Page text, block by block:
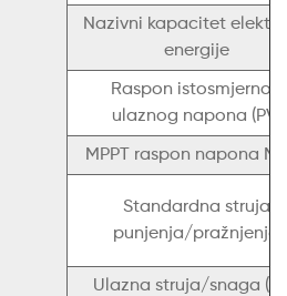
Nazivni kapacitet
energije
Raspon istosmjernog
ulaznog napona (PV)
MPPT raspon napona
Standardna struja
punjenja/pražnjenja
Ulazna struja/snaga